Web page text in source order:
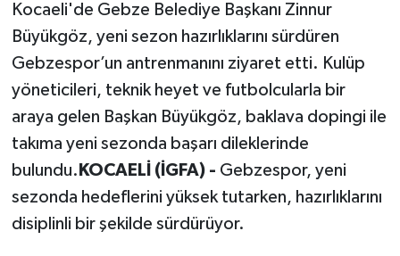
Kocaeli'de Gebze Belediye Başkanı Zinnur
Büyükgöz, yeni sezon hazırlıklarını sürdüren
Gebzespor’un antrenmanını ziyaret etti. Kulüp
yöneticileri, teknik heyet ve futbolcularla bir
araya gelen Başkan Büyükgöz, baklava dopingi ile
takıma yeni sezonda başarı dileklerinde
bulundu. KOCAELİ (İGFA) - Gebzespor, yeni
sezonda hedeflerini yüksek tutarken, hazırlıklarını
disiplinli bir şekilde sürdürüyor.